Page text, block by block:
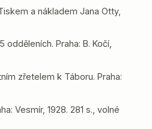
a nákladem Jana Otty,
Praha: B. Kočí,
zřetelem k Táboru. Praha:
Vesmír, 1928. 281 s., volné